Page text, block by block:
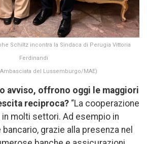
Schiltz incontra la Sindaca di Perugia Vittoria
Ferdinandi
del Lussemburgo/MAE)
avviso, offrono oggi le maggiori
reciproca? “La cooperazione
molti settori. Ad esempio in
grazie alla presenza nel